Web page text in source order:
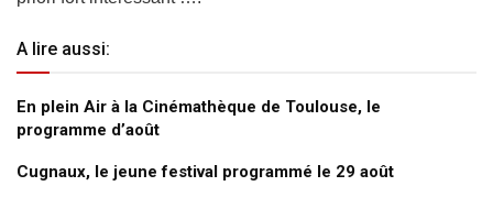
A lire aussi:
En plein Air à la Cinémathèque de Toulouse, le
programme d’août
Cugnaux, le jeune festival programmé le 29 août